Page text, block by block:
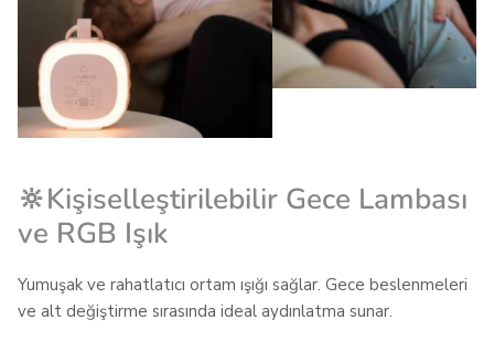
🔆Kişiselleştirilebilir Gece Lambası
ve RGB Işık
Yumuşak ve rahatlatıcı ortam ışığı sağlar. Gece beslenmeleri
ve alt değiştirme sırasında ideal aydınlatma sunar.